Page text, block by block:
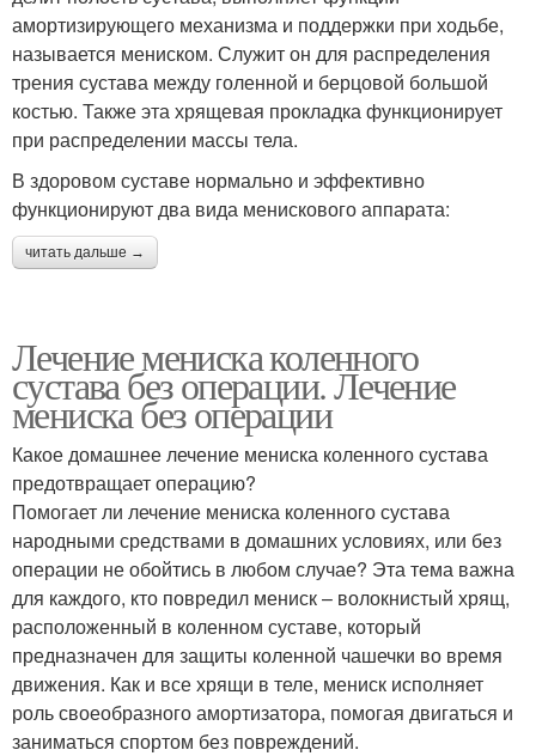
амортизирующего механизма и поддержки при ходьбе,
называется мениском. Служит он для распределения
трения сустава между голенной и берцовой большой
костью. Также эта хрящевая прокладка функционирует
при распределении массы тела.
В здоровом суставе нормально и эффективно
функционируют два вида менискового аппарата:
читать дальше →
Лечение мениска коленного
сустава без операции. Лечение
мениска без операции
Какое домашнее лечение мениска коленного сустава
предотвращает операцию?
Помогает ли лечение мениска коленного сустава
народными средствами в домашних условиях, или без
операции не обойтись в любом случае? Эта тема важна
для каждого, кто повредил мениск – волокнистый хрящ,
расположенный в коленном суставе, который
предназначен для защиты коленной чашечки во время
движения. Как и все хрящи в теле, мениск исполняет
роль своеобразного амортизатора, помогая двигаться и
заниматься спортом без повреждений.